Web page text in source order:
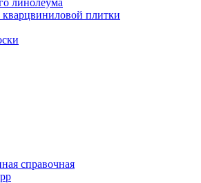
линолеума
плитки
справочная